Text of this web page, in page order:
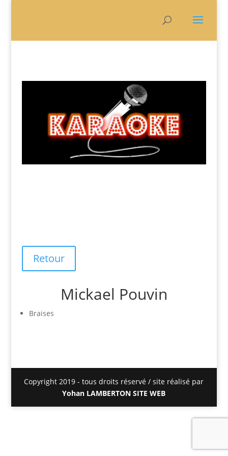
Retour
Mickael Pouvin
Braises
Copyright 2019 - tous droits réservé / site réalisé par
Yohan LAMBERTON SITE WEB